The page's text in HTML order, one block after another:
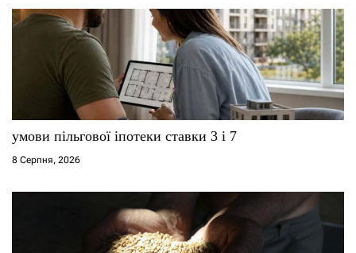
умови пільгової іпотеки ставки 3 і 7
8 Серпня, 2026